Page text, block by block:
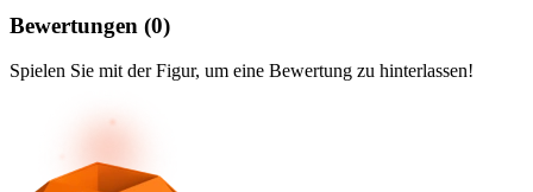
Bewertungen (0)
Spielen Sie mit der Figur, um eine Bewertung zu hinterlassen!